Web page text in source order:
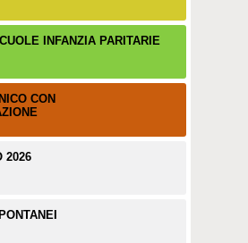
INFANZIA PARITARIE
CON
2026